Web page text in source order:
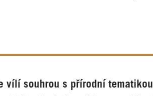
vílí souhrou s přírodní tematikou